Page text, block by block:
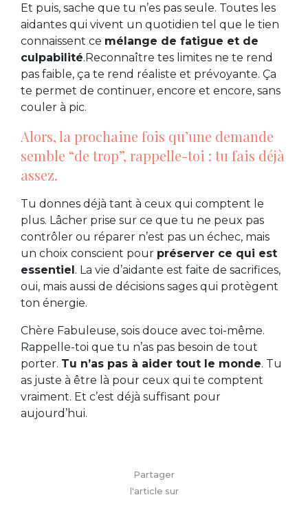
Et puis, sache que tu n’es pas seule. Toutes les
aidantes qui vivent un quotidien tel que le tien
connaissent ce mélange de fatigue et de
culpabilité.Reconnaître tes limites ne te rend
pas faible, ça te rend réaliste et prévoyante. Ça
te permet de continuer, encore et encore, sans
couler à pic.
Alors, la prochaine fois qu’une demande
semble “de trop”, rappelle-toi : tu fais déjà
assez.
Tu donnes déjà tant à ceux qui comptent le
plus. Lâcher prise sur ce que tu ne peux pas
contrôler ou réparer n’est pas un échec, mais
un choix conscient pour préserver ce qui est
essentiel. La vie d’aidante est faite de sacrifices,
oui, mais aussi de décisions sages qui protègent
ton énergie.
Chère Fabuleuse, sois douce avec toi-même.
Rappelle-toi que tu n’as pas besoin de tout
porter. Tu n’as pas à aider tout le monde. Tu
as juste à être là pour ceux qui te comptent
vraiment. Et c’est déjà suffisant pour
aujourd’hui.
Partager
l'article sur